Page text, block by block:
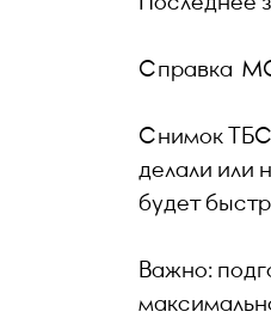
Справка
Снимок ТБС
делали или
будет
Важно: